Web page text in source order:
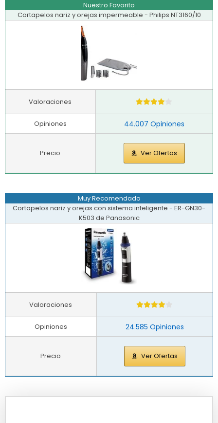
Nuestro Favorito
Cortapelos nariz y orejas impermeable - Philips NT3160/10
44.007 Opiniones
Ver Ofertas
Valoraciones
Opiniones
Precio
Muy Recomendado
Cortapelos nariz y orejas con sistema inteligente - ER-GN30-
K503 de Panasonic
24.585 Opiniones
Ver Ofertas
Valoraciones
Opiniones
Precio